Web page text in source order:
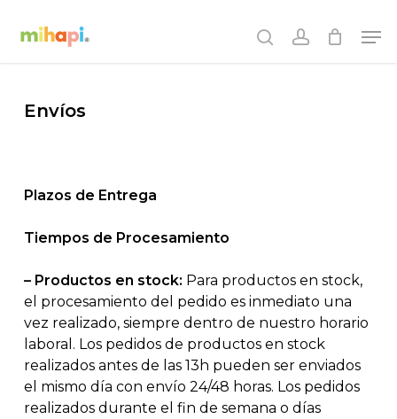
searchaccount
Envíos
Plazos de Entrega
Tiempos de Procesamiento
– Productos en stock: Para productos en stock,
el procesamiento del pedido es inmediato una
vez realizado, siempre dentro de nuestro horario
laboral. Los pedidos de productos en stock
realizados antes de las 13h pueden ser enviados
el mismo día con envío 24/48 horas. Los pedidos
realizados durante el fin de semana o días